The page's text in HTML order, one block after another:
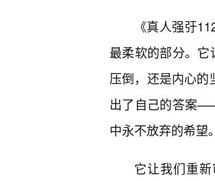
《真人强弙
最柔软的部分。它
压倒，还是内心的
出了自己的答案
中永不放弃的希望。
它让我们重